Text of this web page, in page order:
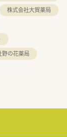
株式会社大賀薬局
野の花薬局